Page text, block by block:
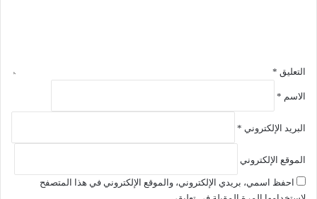
معلومات تقنية عن البرنامج:
اللغة: يدعم العديد من اللغات
التعليق *
الاسم *
البريد الإلكتروني *
الموقع الإلكتروني
احفظ اسمي، بريدي الإلكتروني، والموقع الإلكتروني في هذا المتصفح